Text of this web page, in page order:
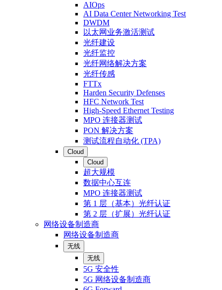
AIOps
AI Data Center Networking Test
DWDM
以太网业务激活测试
光纤建设
光纤监控
光纤网络解决方案
光纤传感
FTTx
Harden Security Defenses
HFC Network Test
High-Speed Ethernet Testing
MPO 连接器测试
PON 解决方案
测试流程自动化 (TPA)
Cloud
Cloud
超大规模
数据中心互连
MPO 连接器测试
第 1 层（基本）光纤认证
第 2 层（扩展）光纤认证
网络设备制造商
网络设备制造商
无线
无线
5G 安全性
5G 网络设备制造商